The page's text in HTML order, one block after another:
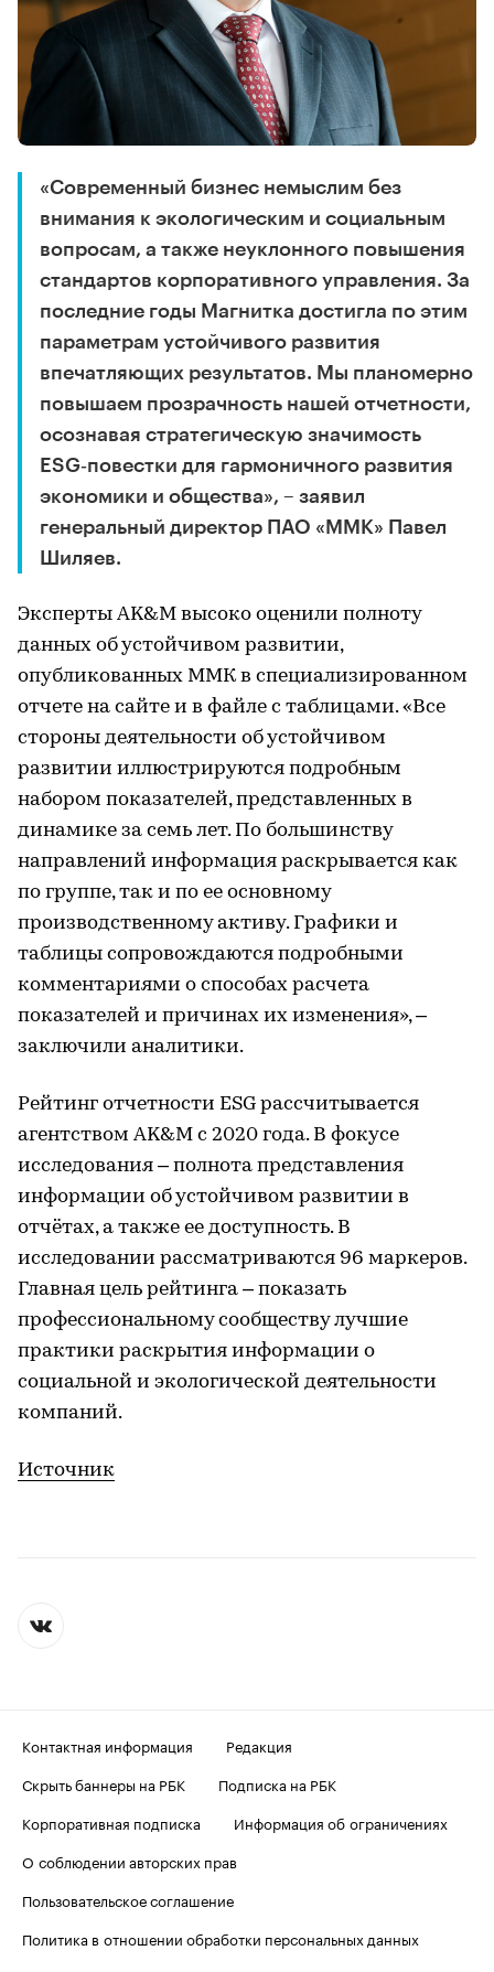
«Современный бизнес немыслим без
внимания к экологическим и социальным
вопросам, а также неуклонного повышения
стандартов корпоративного управления. За
последние годы Магнитка достигла по этим
параметрам устойчивого развития
впечатляющих результатов. Мы планомерно
повышаем прозрачность нашей отчетности,
осознавая стратегическую значимость
ESG‑повестки для гармоничного развития
экономики и общества», – заявил
генеральный директор ПАО «ММК» Павел
Шиляев.
Эксперты AK&M высоко оценили полноту
данных об устойчивом развитии,
опубликованных ММК в специализированном
отчете на сайте и в файле с таблицами. «Все
стороны деятельности об устойчивом
развитии иллюстрируются подробным
набором показателей, представленных в
динамике за семь лет. По большинству
направлений информация раскрывается как
по группе, так и по ее основному
производственному активу. Графики и
таблицы сопровождаются подробными
комментариями о способах расчета
показателей и причинах их изменения», –
заключили аналитики.
Рейтинг отчетности ESG рассчитывается
агентством AK&M с 2020 года. В фокусе
исследования – полнота представления
информации об устойчивом развитии в
отчётах, а также ее доступность. В
исследовании рассматриваются 96 маркеров.
Главная цель рейтинга – показать
профессиональному сообществу лучшие
практики раскрытия информации о
социальной и экологической деятельности
компаний.
Источник
Контактная информация
Редакция
Скрыть баннеры на РБК
Подписка на РБК
Корпоративная подписка
Информация об ограничениях
О соблюдении авторских прав
Пользовательское соглашение
Политика в отношении обработки персональных данных